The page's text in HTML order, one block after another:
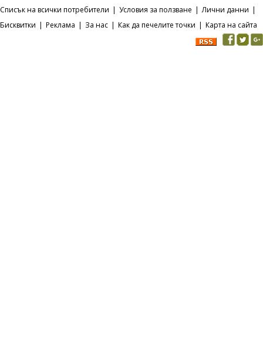
Списък на всички потребители | Условия за ползване | Лични данни |
Бисквитки | Реклама | За нас | Как да печелите точки | Карта на сайта